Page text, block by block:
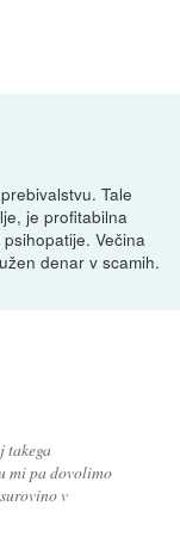
Tale
je profitabilna
Večina
denar v scamih.
takega
mi pa dovolimo
v